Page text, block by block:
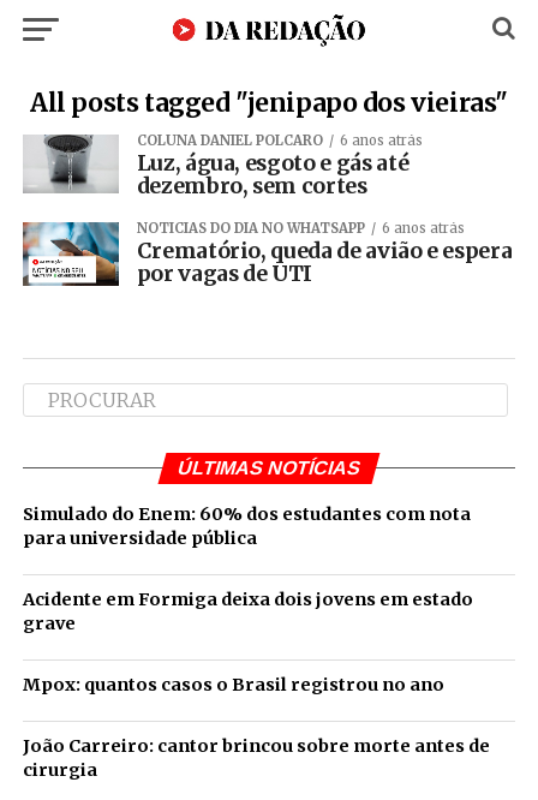
All posts tagged "jenipapo dos vieiras"
COLUNA DANIEL POLCARO 6 anos atrás
Luz, água, esgoto e gás até
dezembro, sem cortes
NOTÍCIAS DO DIA NO WHATSAPP 6 anos atrás
Crematório, queda de avião e espera
por vagas de UTI
ÚLTIMAS NOTÍCIAS
Simulado do Enem: 60% dos estudantes com nota
para universidade pública
Acidente em Formiga deixa dois jovens em estado
grave
Mpox: quantos casos o Brasil registrou no ano
João Carreiro: cantor brincou sobre morte antes de
cirurgia